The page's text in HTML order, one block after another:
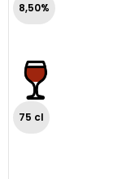
8,50%
75 cl